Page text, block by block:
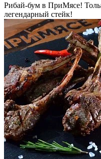
Рибай-бум в ПриМясе!
легендарный стейк!